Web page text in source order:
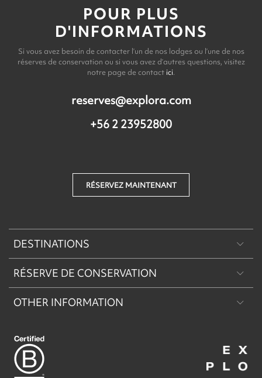
POUR PLUS
D'INFORMATIONS
Si vous avez besoin de contacter l’un de nos lodges ou l’une de nos
réserves de conservation ou si vous avez d’autres questions, visitez
notre page de contact ici.
reserves@explora.com
+56 2 23952800
RÉSERVEZ MAINTENANT
DESTINATIONS
Patagonie
Machu Picchu & Sacred Valley
Easter Island
RÉSERVE DE CONSERVATION
Réserve de Conservation Explora Torres del Paine
OTHER INFORMATION